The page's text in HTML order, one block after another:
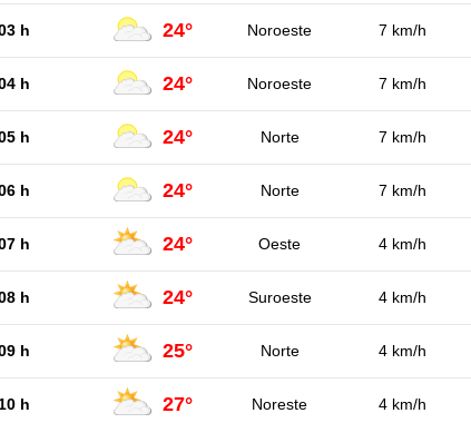
h 24° Noroeste 7 km/h
h 24° Noroeste 7 km/h
h 24° Norte 7 km/h
h 24° Norte 7 km/h
h 24° Oeste 4 km/h
h 24° Suroeste 4 km/h
h 25° Norte 4 km/h
10 h 27° Noreste 4 km/h